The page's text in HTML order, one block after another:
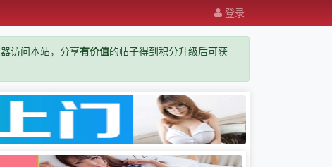
登录
访问本站，分享有价值的帖子得到积分升级后可获